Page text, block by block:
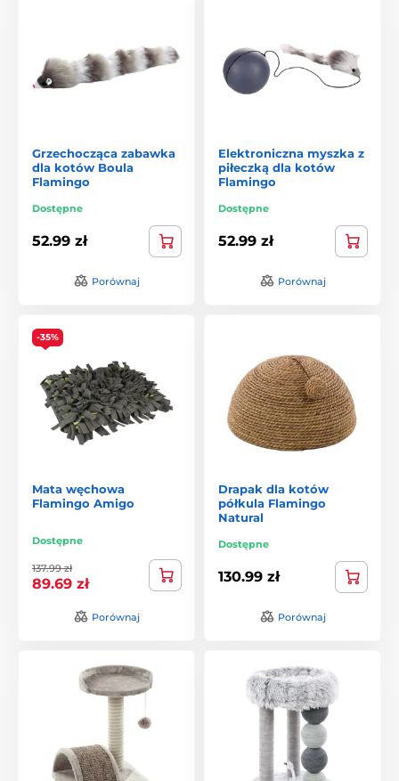
Grzechocząca zabawka
dla kotów Boula
Flamingo
Dostępne
52.99 zł
Porównaj
Elektroniczna myszka z
piłeczką dla kotów
Flamingo
Dostępne
52.99 zł
Porównaj
-35%
Mata węchowa
Flamingo Amigo
Dostępne
137.99 zł
89.69 zł
Porównaj
Drapak dla kotów
półkula Flamingo
Natural
Dostępne
130.99 zł
Porównaj